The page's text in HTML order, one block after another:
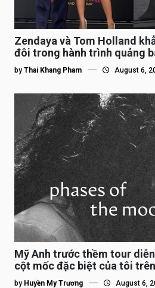
Zendaya và Tom Holland
đôi trong hành trình quảng
by Thai Khang Pham August 6,
Mỹ Anh trước thềm tour
cột mốc đặc biệt của tôi
tế”
by Huyền My Trương August 6,